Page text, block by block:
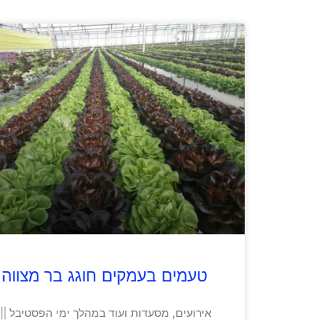
טעמים בעמקים חוגג בר מצווה
אירועים, מסעדות ועוד במהלך ימי הפסטיבל |||